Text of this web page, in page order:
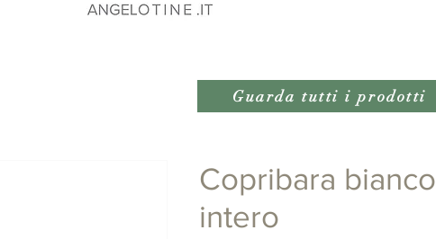
Copribara bianco
intero
Guarda tutti i prodotti